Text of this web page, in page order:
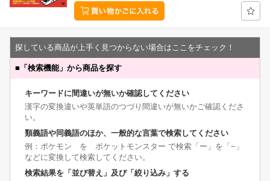
探している商品が上手く見つからない場合はここをチェック！
■ 「検索機能」から商品を探す
キーワードに間違いが無いか確認してください
漢字の変換違いや英単語のつづり間違いが無いかご確認くださ
い。
類義語や同義語のほか、一般的な言葉で検索してください
例：ポケモン を ポケットモンスター で検索「ー」を「−」
などに変換して検索してください。
検索結果を「並び替え」及び「絞り込み」する